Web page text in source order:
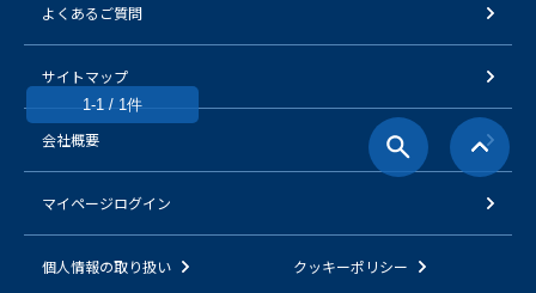
1-1 / 1件
よくあるご質問
サイトマップ
会社概要
マイページログイン
個人情報の取り扱い クッキーポリシー